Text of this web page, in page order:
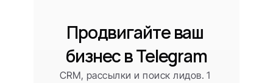
Продвигайте ваш
бизнес в Telegram
CRM, рассылки и поиск лидов. 1